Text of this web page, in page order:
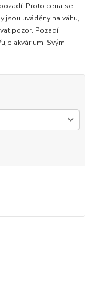
Proto cena se
jsou uváděny na váhu,
pozor. Pozadí
akvárium. Svým